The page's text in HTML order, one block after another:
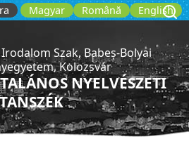
Magyar Română English
Szak, Babeș-Bolyai
Kolozsvár
NYELVÉSZETI